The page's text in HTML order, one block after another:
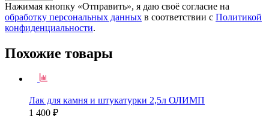
Нажимая кнопку «Отправить», я даю своё согласие на
обработку персональных данных в соответствии с Политикой
конфиденциальности.
Похожие товары
Лак для камня и штукатурки 2,5л ОЛИМП
1 400 ₽